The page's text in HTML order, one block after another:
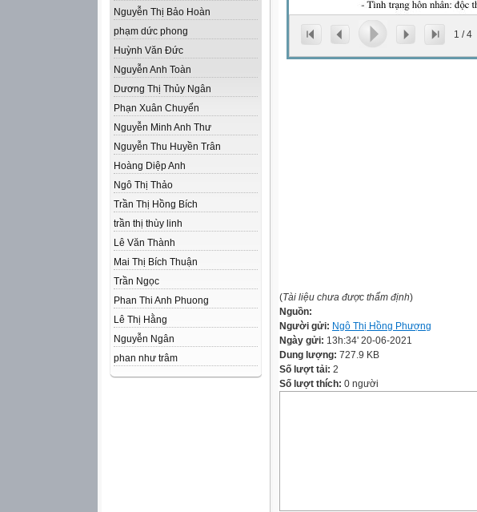
Nguyễn Thị Bảo Hoàn
phạm dức phong
Huỳnh Văn Đức
Nguyễn Anh Toàn
Dương Thị Thủy Ngân
Phạn Xuân Chuyển
Nguyễn Minh Anh Thư
Nguyễn Thu Huyền Trân
Hoàng Diệp Anh
Ngô Thị Thảo
Trần Thị Hồng Bích
trần thị thùy linh
Lê Văn Thành
Mai Thị Bích Thuận
Trần Ngọc
Phan Thi Anh Phuong
Lê Thị Hằng
Nguyễn Ngân
phan như trâm
1 /4
(Tài liệu chưa được thẩm định)
Nguồn:
Người gửi: Ngô Thị Hồng Phượng
Ngày gửi: 13h:34' 20-06-2021
Dung lượng: 727.9 KB
Số lượt tải: 2
Số lượt thích: 0 người